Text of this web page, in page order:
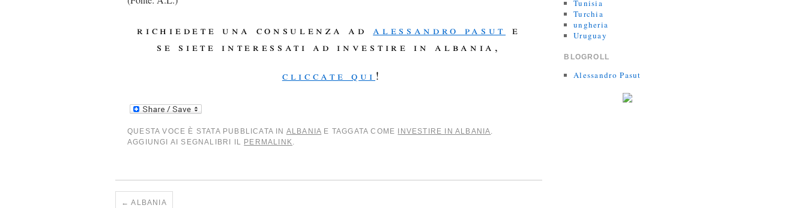
richiedete una consulenza adalessandro pasut e
se siete interessati ad investire in albania,
cliccate qui !
QUESTA VOCE È STATA PUBBLICATA IN ALBANIA E TAGGATA COME INVESTIRE IN ALBANIA.
AGGIUNGI AI SEGNALIBRI IL PERMALINK.
← ALBANIA
Tunisia
Turchia
ungheria
Uruguay
BLOGROLL
Alessandro Pasut